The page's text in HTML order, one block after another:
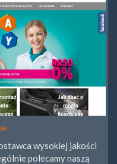
wysokiej jakości
polecamy naszą